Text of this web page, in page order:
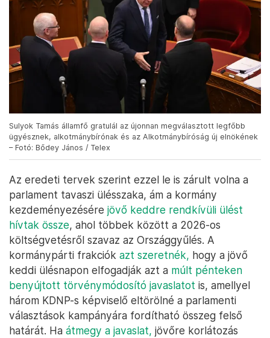
Sulyok Tamás államfő gratulál az újonnan megválasztott legfőbb
ügyésznek, alkotmánybírónak és az Alkotmánybíróság új elnökének
– Fotó: Bődey János / Telex
Az eredeti tervek szerint ezzel le is zárult volna a
parlament tavaszi ülésszaka, ám a kormány
kezdeményezésére jövő keddre rendkívüli ülést
hívtak össze, ahol többek között a 2026-os
költségvetésről szavaz az Országgyűlés. A
kormánypárti frakciók azt szeretnék, hogy a jövő
keddi ülésnapon elfogadják azt a múlt pénteken
benyújtott törvénymódosító javaslatot is, amellyel
három KDNP-s képviselő eltörölné a parlamenti
választások kampányára fordítható összeg felső
határát. Ha átmegy a javaslat, jövőre korlátozás